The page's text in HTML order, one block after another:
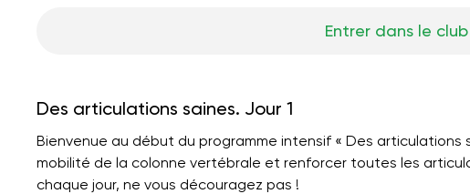
Entrer dans le club
Des articulations saines. Jour 1
Bienvenue au début du programme intensif « Des articulations
mobilité de la colonne vertébrale et renforcer toutes les
chaque jour, ne vous découragez pas !